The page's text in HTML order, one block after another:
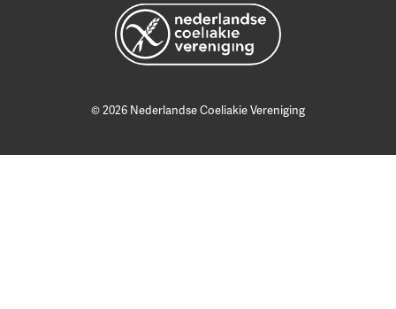
© 2026 Nederlandse Coeliakie Vereniging